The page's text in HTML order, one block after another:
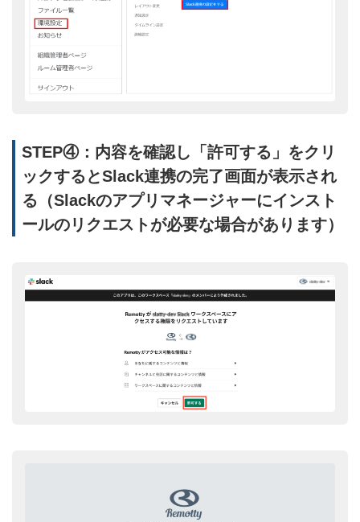
STEP④：内容を確認し「許可する」をクリ
ックするとSlack連携の完了画面が表示され
る（Slackのアプリマネージャーにインスト
ールのリクエストが必要な場合があります）